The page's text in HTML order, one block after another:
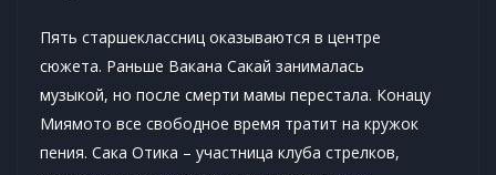
Пять старшеклассниц оказываются в центре
сюжета. Раньше Вакана Сакай занималась
музыкой, но после смерти мамы перестала. Конацу
Миямото все свободное время тратит на кружок
пения. Сака Отика – участница клуба стрелков,